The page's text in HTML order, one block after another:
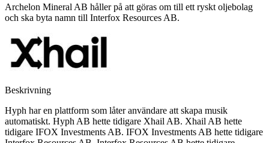
Archelon Mineral AB håller på att göras om till ett ryskt oljebolag
och ska byta namn till Interfox Resources AB.
Beskrivning
Hyph har en plattform som låter användare att skapa musik
automatiskt. Hyph AB hette tidigare Xhail AB. Xhail AB hette
tidigare IFOX Investments AB. IFOX Investments AB hette tidigare